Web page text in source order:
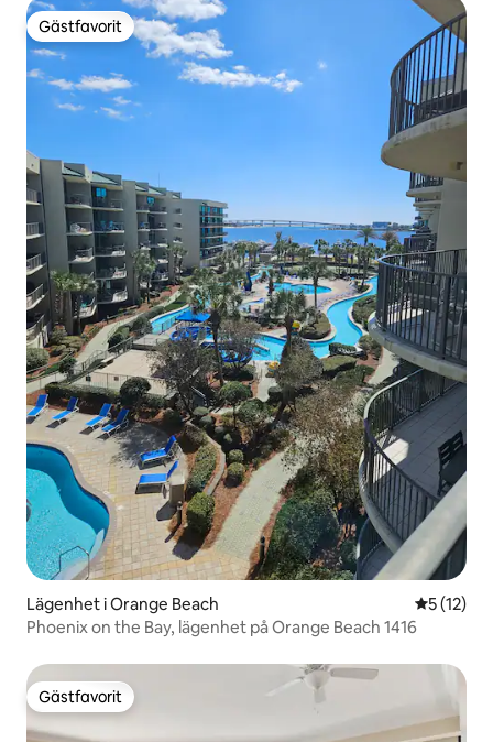
Gästfavorit
Gästfavorit
Lägenhet i Orange Beach 5 av 5 i
5 (12)
Phoenix on the Bay, lägenhet på Orange Beach 1416
Gästfavorit
Gästfavorit